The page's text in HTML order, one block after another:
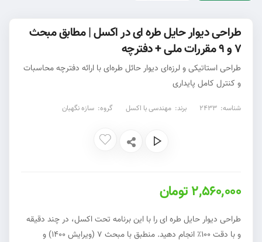
طراحی دیوار حایل طره ای در اکسل | مطابق مبحث
۷ و ۹ مقررات ملی + دفترچه
طراحی استاتیکی و لرزه‌ای دیوار حائل طره‌ای با ارائه دفترچه محاسبات
و کنترل کامل پایداری
شناسه: 2433 برند: مهندسی با اکسل گروه: سازه نگهبان
2,560,000 تومان
طراحی دیوار حایل طره ای را با این برنامه تحت اکسل، در چند دقیقه
و با دقت ۱۰۰٪ انجام دهید. منطبق با مبحث ۷ (ویرایش ۱۴۰۰) و